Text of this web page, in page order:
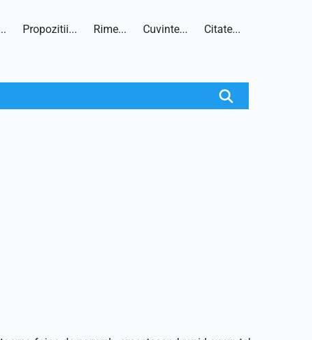
Propozitii... Rime... Cuvinte... Citate...